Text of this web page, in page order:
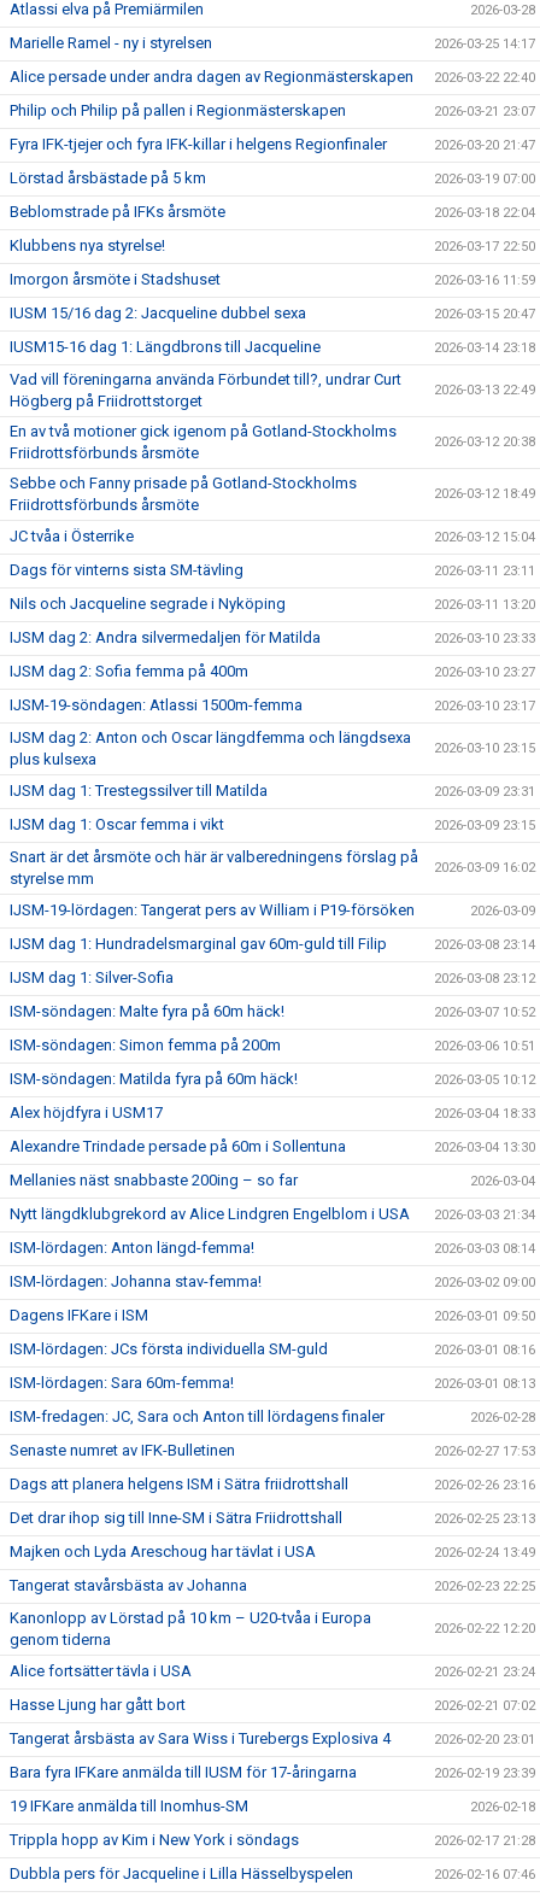
Atlassi elva på Premiärmilen 2026-03-28
Marielle Ramel - ny i styrelsen 2026-03-25 14:17
Alice persade under andra dagen av Regionmästerskapen 2026-03-22 22:40
Philip och Philip på pallen i Regionmästerskapen 2026-03-21 23:07
Fyra IFK-tjejer och fyra IFK-killar i helgens Regionfinaler 2026-03-20 21:47
Lörstad årsbästade på 5 km 2026-03-19 07:00
Beblomstrade på IFKs årsmöte 2026-03-18 22:04
Klubbens nya styrelse! 2026-03-17 22:50
Imorgon årsmöte i Stadshuset 2026-03-16 11:59
IUSM 15/16 dag 2: Jacqueline dubbel sexa 2026-03-15 20:47
IUSM15-16 dag 1: Längdbrons till Jacqueline 2026-03-14 23:18
Vad vill föreningarna använda Förbundet till?, undrar Curt
Högberg på Friidrottstorget
2026-03-13 22:49
En av två motioner gick igenom på Gotland-Stockholms
Friidrottsförbunds årsmöte
2026-03-12 20:38
Sebbe och Fanny prisade på Gotland-Stockholms
Friidrottsförbunds årsmöte
2026-03-12 18:49
JC tvåa i Österrike 2026-03-12 15:04
Dags för vinterns sista SM-tävling 2026-03-11 23:11
Nils och Jacqueline segrade i Nyköping 2026-03-11 13:20
IJSM dag 2: Andra silvermedaljen för Matilda 2026-03-10 23:33
IJSM dag 2: Sofia femma på 400m 2026-03-10 23:27
IJSM-19-söndagen: Atlassi 1500m-femma 2026-03-10 23:17
IJSM dag 2: Anton och Oscar längdfemma och längdsexa
plus kulsexa
2026-03-10 23:15
IJSM dag 1: Trestegssilver till Matilda 2026-03-09 23:31
IJSM dag 1: Oscar femma i vikt 2026-03-09 23:15
Snart är det årsmöte och här är valberedningens förslag på
styrelse mm
2026-03-09 16:02
IJSM-19-lördagen: Tangerat pers av William i P19-försöken 2026-03-09
IJSM dag 1: Hundradelsmarginal gav 60m-guld till Filip 2026-03-08 23:14
IJSM dag 1: Silver-Sofia 2026-03-08 23:12
ISM-söndagen: Malte fyra på 60m häck! 2026-03-07 10:52
ISM-söndagen: Simon femma på 200m 2026-03-06 10:51
ISM-söndagen: Matilda fyra på 60m häck! 2026-03-05 10:12
Alex höjdfyra i USM17 2026-03-04 18:33
Alexandre Trindade persade på 60m i Sollentuna 2026-03-04 13:30
Mellanies näst snabbaste 200ing – so far 2026-03-04
Nytt längdklubgrekord av Alice Lindgren Engelblom i USA 2026-03-03 21:34
ISM-lördagen: Anton längd-femma! 2026-03-03 08:14
ISM-lördagen: Johanna stav-femma! 2026-03-02 09:00
Dagens IFKare i ISM 2026-03-01 09:50
ISM-lördagen: JCs första individuella SM-guld 2026-03-01 08:16
ISM-lördagen: Sara 60m-femma! 2026-03-01 08:13
ISM-fredagen: JC, Sara och Anton till lördagens finaler 2026-02-28
Senaste numret av IFK-Bulletinen 2026-02-27 17:53
Dags att planera helgens ISM i Sätra friidrottshall 2026-02-26 23:16
Det drar ihop sig till Inne-SM i Sätra Friidrottshall 2026-02-25 23:13
Majken och Lyda Areschoug har tävlat i USA 2026-02-24 13:49
Tangerat stavårsbästa av Johanna 2026-02-23 22:25
Kanonlopp av Lörstad på 10 km – U20-tvåa i Europa
genom tiderna
2026-02-22 12:20
Alice fortsätter tävla i USA 2026-02-21 23:24
Hasse Ljung har gått bort 2026-02-21 07:02
Tangerat årsbästa av Sara Wiss i Turebergs Explosiva 4 2026-02-20 23:01
Bara fyra IFKare anmälda till IUSM för 17-åringarna 2026-02-19 23:39
19 IFKare anmälda till Inomhus-SM 2026-02-18
Trippla hopp av Kim i New York i söndags 2026-02-17 21:28
Dubbla pers för Jacqueline i Lilla Hässelbyspelen 2026-02-16 07:46